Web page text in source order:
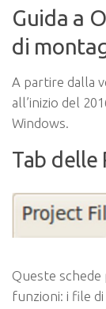
Guida a
di
A partire dalla
all’inizio del
Windows.
Tab delle
Queste
funzioni: i file